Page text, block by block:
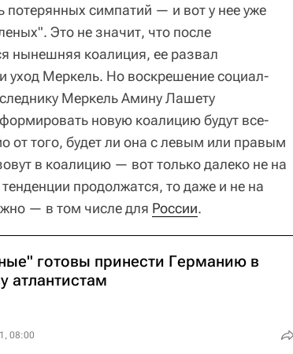
потерянных симпатий — и вот у нее уже
Это не значит, что после
нынешняя коалиция, ее развал
уход Меркель. Но воскрешение социал-
Меркель Амину Лашету
новую коалицию будут все-
от того, будет ли она с левым или правым
в коалицию — вот только далеко не на
продолжатся, то даже и не на
— в том числе для России.
готовы принести Германию в
атлантистам
08:00